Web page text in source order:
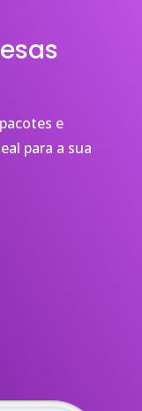
e
para a sua